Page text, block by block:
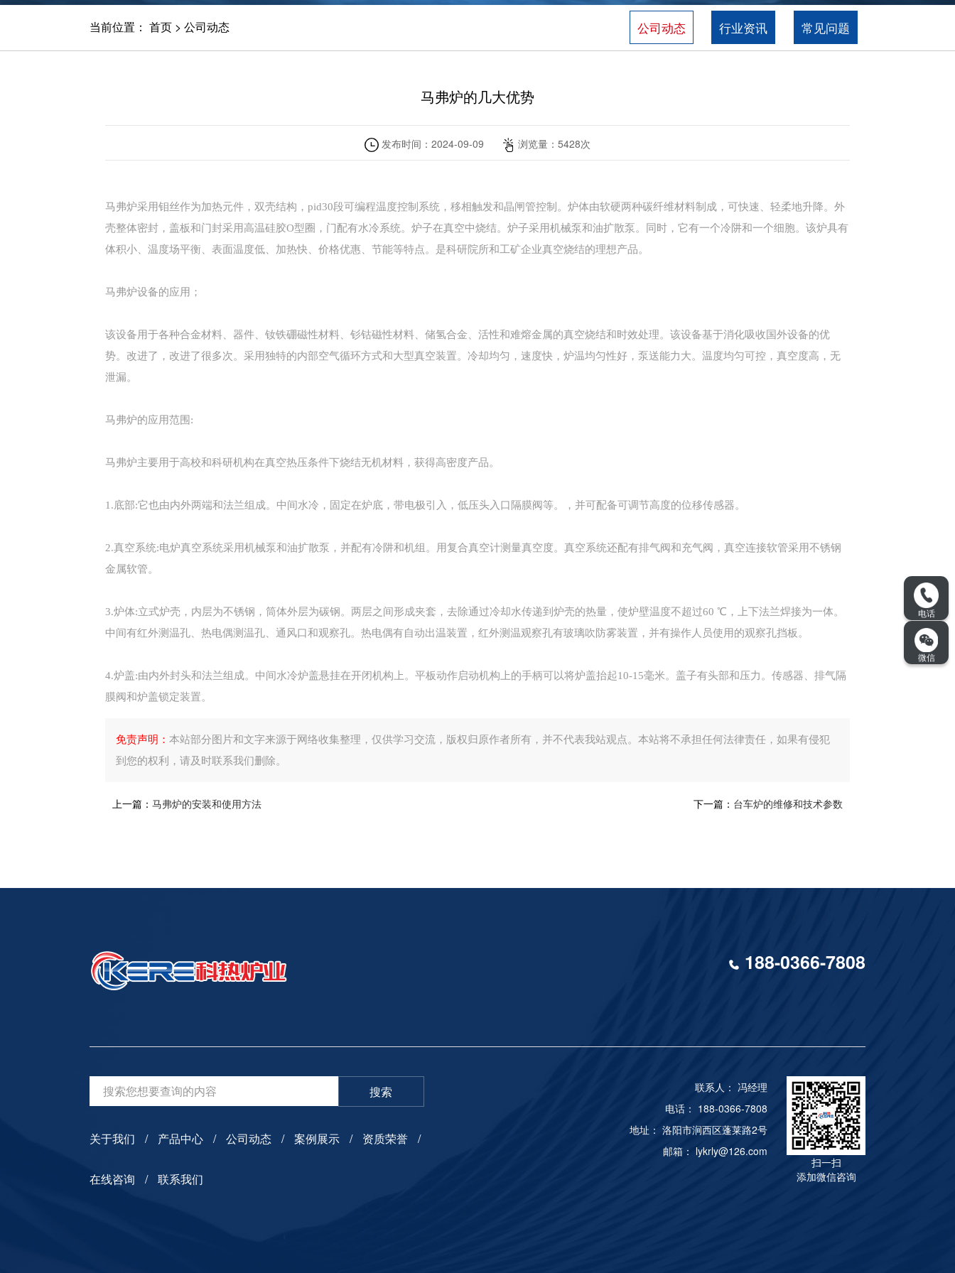
当前位置： 首页> 公司动态 公司动态 行业资讯 常见问题
马弗炉的几大优势
发布时间： 2024-09-09 浏览量： 5428次
马弗炉采用钼丝作为加热元件，双壳结构，pid30段可编程温度控制系统，移相触发和晶闸管控制。炉体由软硬两种碳纤维材料制成，可快速、轻柔地升降。外
壳整体密封，盖板和门封采用高温硅胶O型圈，门配有水冷系统。炉子在真空中烧结。炉子采用机械泵和油扩散泵。同时，它有一个冷阱和一个细胞。该炉具有
体积小、温度场平衡、表面温度低、加热快、价格优惠、节能等特点。是科研院所和工矿企业真空烧结的理想产品。
马弗炉设备的应用；
该设备用于各种合金材料、器件、钕铁硼磁性材料、钐钴磁性材料、储氢合金、活性和难熔金属的真空烧结和时效处理。该设备基于消化吸收国外设备的优
势。改进了，改进了很多次。采用独特的内部空气循环方式和大型真空装置。冷却均匀，速度快，炉温均匀性好，泵送能力大。温度均匀可控，真空度高，无
泄漏。
马弗炉的应用范围:
马弗炉主要用于高校和科研机构在真空热压条件下烧结无机材料，获得高密度产品。
1.底部:它也由内外两端和法兰组成。中间水冷，固定在炉底，带电极引入，低压头入口隔膜阀等。，并可配备可调节高度的位移传感器。
2.真空系统:电炉真空系统采用机械泵和油扩散泵，并配有冷阱和机组。用复合真空计测量真空度。真空系统还配有排气阀和充气阀，真空连接软管采用不锈钢
金属软管。
3.炉体:立式炉壳，内层为不锈钢，筒体外层为碳钢。两层之间形成夹套，去除通过冷却水传递到炉壳的热量，使炉壁温度不超过60 ℃，上下法兰焊接为一体。
中间有红外测温孔、热电偶测温孔、通风口和观察孔。热电偶有自动出温装置，红外测温观察孔有玻璃吹防雾装置，并有操作人员使用的观察孔挡板。
4.炉盖:由内外封头和法兰组成。中间水冷炉盖悬挂在开闭机构上。平板动作启动机构上的手柄可以将炉盖抬起10-15毫米。盖子有头部和压力。传感器、排气隔
膜阀和炉盖锁定装置。
免责声明： 本站部分图片和文字来源于网络收集整理，仅供学习交流，版权归原作者所有，并不代表我站观点。本站将不承担任何法律责任，如果有侵犯
到您的权利，请及时联系我们删除。
上一篇： 马弗炉的安装和使用方法 下一篇： 台车炉的维修和技术参数
188-0366-7808
搜索
关于我们 产品中心 公司动态 案例展示 资质荣誉
在线咨询 联系我们
联系人： 冯经理
电话： 188-0366-7808
地址： 洛阳市涧西区蓬莱路2号
邮箱： lykrly@126.com
扫一扫
添加微信咨询